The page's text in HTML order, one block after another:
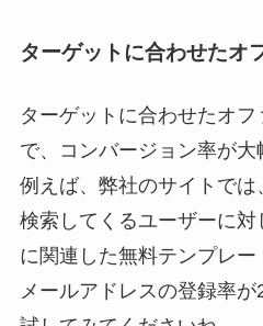
ターゲットに合わせたオ
ターゲットに合わせたオフ
で、コンバージョン率が大
例えば、弊社のサイトで
検索してくるユーザーに
に関連した無料テンプレー
メールアドレスの登録率